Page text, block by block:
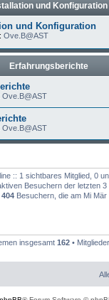
und Konfiguration
und Konfiguration
Ove.B@AST
Erfahrungsberichte
Ove.B@AST
Ove.B@AST
:: 1 sichtbares Mitglied, 0
Besuchern der letzten 3
404Besuchern, die am Mi Mär
insgesamt 162•